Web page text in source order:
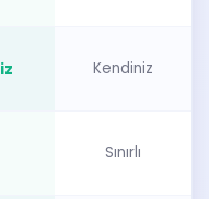
Kendiniz
Sınırlı